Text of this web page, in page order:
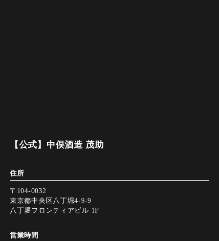
【公式】中俣酒造 茂助
住所
〒104-0032
東京都中央区八丁堀4-9-9
八丁堀フロンティアビル 1F
営業時間